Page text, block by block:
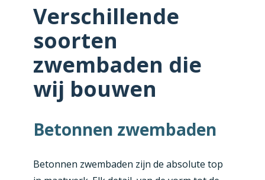
Verschillende
soorten
zwembaden die
wij bouwen
Betonnen zwembaden
Betonnen zwembaden zijn de absolute top